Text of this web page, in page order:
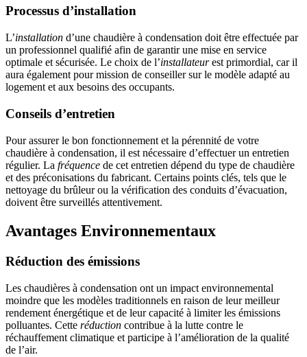
Processus d’installation
L’installation d’une chaudière à condensation doit être effectuée par
un professionnel qualifié afin de garantir une mise en service
optimale et sécurisée. Le choix de l’installateurest primordial, car il
aura également pour mission de conseiller sur le modèle adapté au
logement et aux besoins des occupants.
Conseils d’entretien
Pour assurer le bon fonctionnement et la pérennité de votre
chaudière à condensation, il est nécessaire d’effectuer un entretien
régulier. La fréquence de cet entretien dépend du type de chaudière
et des préconisations du fabricant. Certains points clés, tels que le
nettoyage du brûleur ou la vérification des conduits d’évacuation,
doivent être surveillés attentivement.
Avantages Environnementaux
Réduction des émissions
Les chaudières à condensation ont un impact environnemental
moindre que les modèles traditionnels en raison de leur meilleur
rendement énergétique et de leur capacité à limiter les émissions
polluantes. Cette réduction contribue à la lutte contre le
réchauffement climatique et participe à l’amélioration de la qualité
de l’air.